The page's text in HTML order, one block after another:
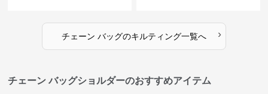
チェーン バッグのキルティング一覧へ ›
チェーン バッグショルダーのおすすめアイテム